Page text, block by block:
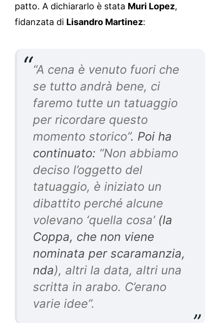
patto. A dichiararlo è stata Muri Lopez,
fidanzata di Lisandro Martinez:
“A cena è venuto fuori che
se tutto andrà bene, ci
faremo tutte un tatuaggio
per ricordare questo
momento storico”. Poi ha
continuato: “Non abbiamo
deciso l’oggetto del
tatuaggio, è iniziato un
dibattito perché alcune
volevano ‘quella cosa’ (la
Coppa, che non viene
nominata per scaramanzia,
nda), altri la data, altri una
scritta in arabo. C’erano
varie idee”.